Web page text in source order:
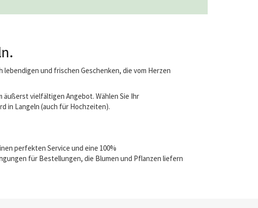
und frischen Geschenken, die vom Herzen
vielfältigen Angebot. Wählen Sie Ihr
in Langeln (auch für Hochzeiten).
perfekten Service und eine 100%
für Bestellungen, die Blumen und Pflanzen liefern